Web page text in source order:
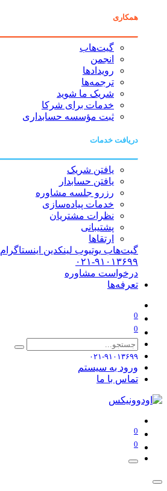
همکاری
گیت‌هاب
انجمن
رویدادها
ترجمه‌ها
شریک ما شوید
خدمات برای شرکا
ثبت مؤسسه حسابداری
دریافت خدمات
یافتن شریک
یافتن حسابدار
رزرو جلسه مشاوره
خدمات پیاده‌سازی
نظرات مشتریان
پشتیبانی
ارتقاها
گیت‌هاب یوتیوب لینکدین اینستاگرام
۰۲۱-۹۱۰۱۳۶۹۹
درخواست مشاوره
تعرفه‌ها
0
0
۰۲۱-۹۱۰۱۳۶۹۹
ورود به سیستم
تماس با ما
0
0